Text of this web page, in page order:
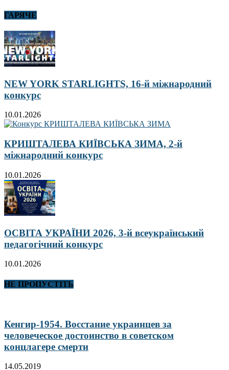
ГАРЯЧЕ
NEW YORK STARLIGHTS, 16-й міжнародний
конкурс
10.01.2026
КРИШТАЛЕВА КИЇВСЬКА ЗИМА, 2-й
міжнародний конкурс
10.01.2026
ОСВІТА УКРАЇНИ 2026, 3-й всеукраїнський
педагогічний конкурс
10.01.2026
НЕ ПРОПУСТІТЬ
Кенгир-1954. Восстание украинцев за
человеческое достоинство в советском
концлагере смерти
14.05.2019